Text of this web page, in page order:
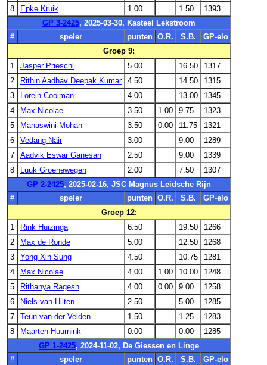
8
Epke Kruik 1.00 1.50
1393
GP 3-2425, 2025-03-30, Kasteel Lekstroom
#
speler punten O.R. S.B.
GP-elo
Groep 9:
1
Jasper Prieschl 5.00 16.50
1317
2
Rithin Aadhav Deepak Kumar 4.50 14.50
1315
3
Lorein Cooiman 4.00 13.00
1345
4
Max Nicolae 3.50 1.00 9.75
1323
5
Manaswini Mohan 3.50 0.00 11.75
1321
6
Vedang Nair 3.00 9.00
1289
7
Aadvik Eswar Ganesan 2.50 9.00
1339
8
Luuk Groenewegen 2.00 7.50
1307
GP 2-2425, 2025-02-16, JSC Magnus Leidsche Rijn
#
speler punten O.R. S.B.
GP-elo
Groep 12:
1
Rink Huizinga 6.50 19.50
1266
2
Max de Ronde 5.00 12.50
1268
3
Yong Xin Sung 4.50 10.75
1281
4
Max Nicolae 4.00 1.00 10.00
1248
5
Rithanya Ragesh 4.00 0.00 9.00
1258
6
Niels van Hilten 2.50 5.00
1285
7
Teun van der Velden 1.50 1.25
1283
8
Maarten Huurnink 0.00 0.00
1285
GP 1-2425, 2024-11-02, De Giessen en Linge
#
speler punten O.R. S.B.
GP-elo